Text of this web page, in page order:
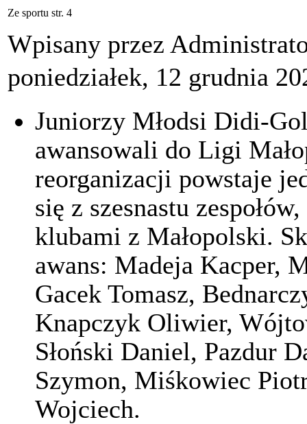
Ze sportu str. 4
Wpisany przez
poniedziałek, 12 grudnia
Juniorzy Młodsi Didi-
awansowali do Ligi
reorganizacji powstaje
się z szesnastu
klubami z Małopolski.
awans: Madeja Kacper,
Gacek Tomasz,
Knapczyk Oliwier,
Słoński Daniel, Pazdur
Szymon, Miśkowiec
Wojciech.